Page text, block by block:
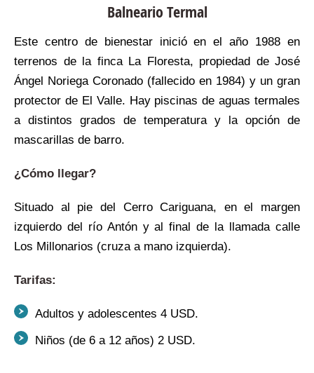
Balneario Termal
Este centro de bienestar inició en el año 1988 en
terrenos de la finca La Floresta, propiedad de José
Ángel Noriega Coronado (fallecido en 1984) y un gran
protector de El Valle. Hay piscinas de aguas termales
a distintos grados de temperatura y la opción de
mascarillas de barro.
¿Cómo llegar?
Situado al pie del Cerro Cariguana, en el margen
izquierdo del río Antón y al final de la llamada calle
Los Millonarios (cruza a mano izquierda).
Tarifas:
Adultos y adolescentes 4 USD.
Niños (de 6 a 12 años) 2 USD.